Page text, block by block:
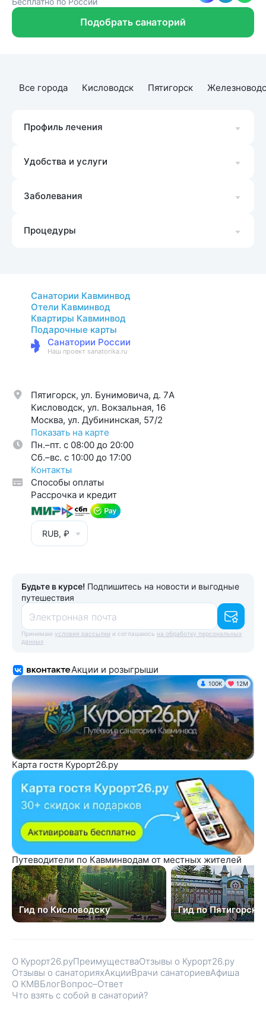
Подобрать санаторий
Все города Кисловодск Пятигорск
Профиль лечения
Удобства и услуги
Заболевания
Процедуры
Санатории Кавминвод
Отели Кавминвод
Квартиры Кавминвод
Подарочные карты
Санатории России
Наш проект sanatorika.ru
Пятигорск, ул. Бунимовича, д. 7A
Кисловодск, ул. Вокзальная, 16
Москва, ул. Дубининская, 57/2
Показать на карте
Пн.–пт. с 08:00 до 20:00
Cб.–вс. с 10:00 до 17:00
Контакты
Способы оплаты
Рассрочка и кредит
RUB, ₽
Будьте в курсе! Подпишитесь на новости и выгодные
путешествия
Электронная почта
Принимаю условия рассылки и соглашаюсь на обработку персональных
данных
Акции и розыгрыши
100K 12М
Карта гостя Курорт26.ру
Путеводители по Кавминводам от местных жителей
Гид по Кисловодску Гид по Пятигорску
О Курорт26.руПреимуществаОтзывы о Курорт26.ру
Отзывы о санаторияхАкцииВрачи санаториевАфиша
О КМВБлогВопрос–Ответ
Что взять с собой в санаторий?